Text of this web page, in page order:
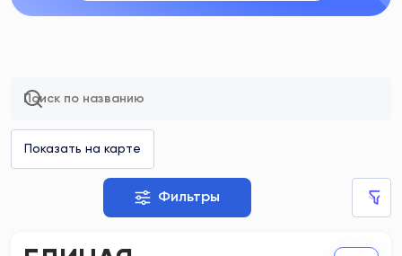
Фильтры